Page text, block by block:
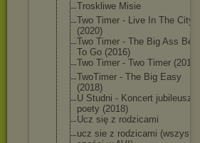
Troskliwe Misie
Two Timer - Live In The City
(2020)
Two Timer - The Big Ass Beer
To Go (2016)
Two Timer - Two Timer (2014)
TwoTimer - The Big Easy
(2018)
U Studni - Koncert jubileusz
poety (2018)
Ucz się z rodzicami
ucz sie z rodzicami (wszystkie